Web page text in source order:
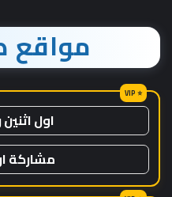
مواقع
اول
مشاركة